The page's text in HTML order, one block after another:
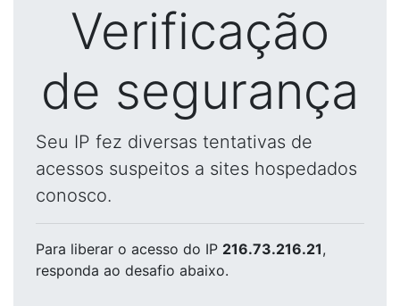
Verificação
de segurança
Seu IP fez diversas tentativas de
acessos suspeitos a sites hospedados
conosco.
Para liberar o acesso do IP 216.73.216.21,
responda ao desafio abaixo.